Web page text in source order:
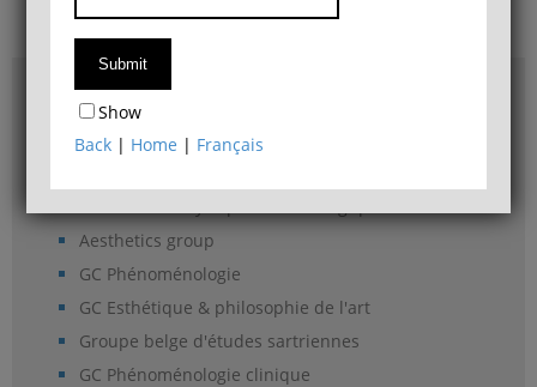
Access & maps
Philosophy Department Library
Aesthetics group
GC Phénoménologie
GC Esthétique & philosophie de l'art
Groupe belge d'études sartriennes
GC Phénoménologie clinique
Show
Back | Home | Français